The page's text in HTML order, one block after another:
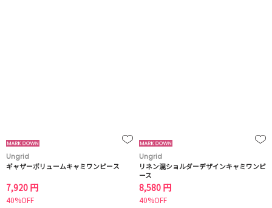
Ungrid
ギャザーボリュームキャミワンピース
7,920 円
40%OFF
Ungrid
リネン混ショルダーデザインキャミワンピ
ース
8,580 円
40%OFF